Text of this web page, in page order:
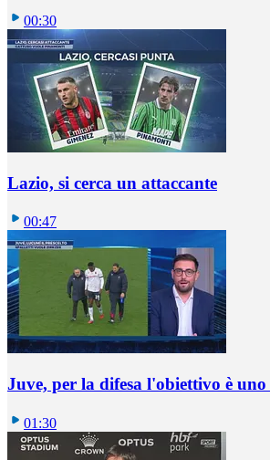
00:30
Lazio, si cerca un attaccante
00:47
Juve, per la difesa l'obiettivo è
01:30